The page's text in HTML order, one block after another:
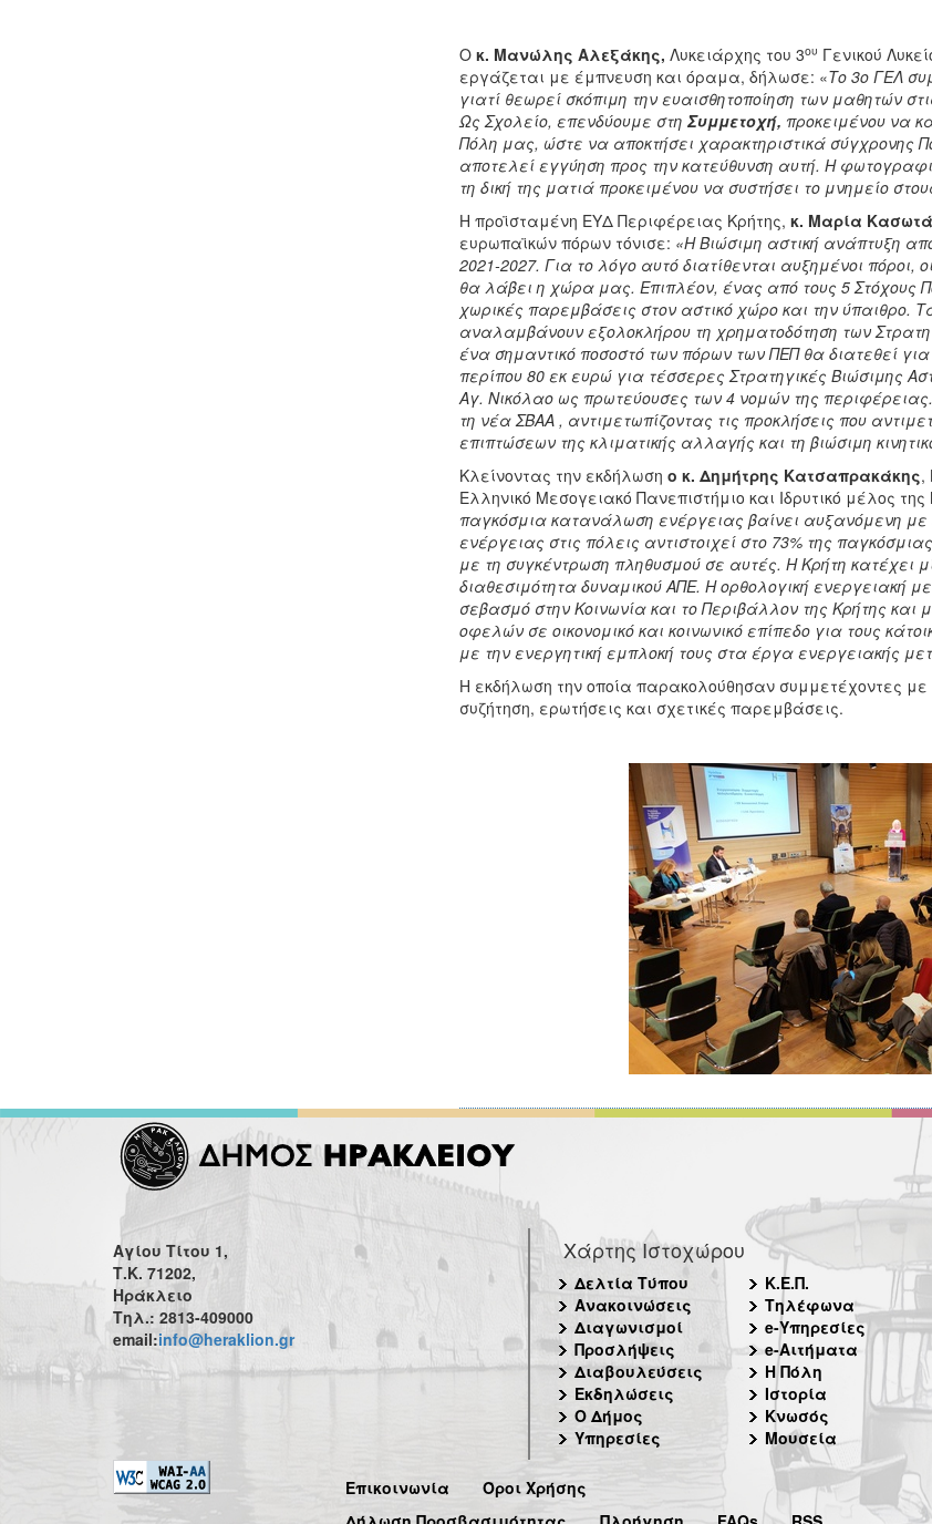
Ο κ. Μανώλης Αλεξάκης, Λυκειάρχης του 3ου Γενικού
εργάζεται με έμπνευση και όραμα, δήλωσε: «Το 3oΓΕΛ
γιατί θεωρεί σκόπιμη την ευαισθητοποίηση των μαθητών
Ως Σχολείο, επενδύουμε στη Συμμετοχή, προκειμένου να
Πόλη μας, ώστε να αποκτήσει χαρακτηριστικά σύγχρονης
αποτελεί εγγύηση προς την κατεύθυνση αυτή. Η
τη δική της ματιά προκειμένου να συστήσει το μνημείο
Η προϊσταμένη ΕΥΔ Περιφέρειας Κρήτης, κ. Μαρία
ευρωπαϊκών πόρων τόνισε: «Η Βιώσιμη αστική ανάπτυξη
2021-2027. Για το λόγο αυτό διατίθενται αυξημένοι πόροι,
θα λάβει η χώρα μας. Επιπλέον, ένας από τους 5 Στόχους
χωρικές παρεμβάσεις στον αστικό χώρο και την
αναλαμβάνουν εξολοκλήρου τη χρηματοδότηση των
ένα σημαντικό ποσοστό των πόρων των ΠΕΠ θα διατεθεί
περίπου 80 εκ ευρώ για τέσσερες Στρατηγικές Βιώσιμης
Αγ. Νικόλαο ως πρωτεύουσες των 4 νομών της
τη νέα ΣΒΑΑ , αντιμετωπίζοντας τις προκλήσεις που
επιπτώσεων της κλιματικής αλλαγής και τη βιώσιμη
Κλείνοντας την εκδήλωση ο κ. Δημήτρης Κατσαπρακάκης,
Ελληνικό Μεσογειακό Πανεπιστήμιο και Ιδρυτικό μέλος
παγκόσμια κατανάλωση ενέργειας βαίνει αυξανόμενη με
ενέργειας στις πόλεις αντιστοιχεί στο 73% της
με τη συγκέντρωση πληθυσμού σε αυτές. Η Κρήτη κατέχει
διαθεσιμότητα δυναμικού ΑΠΕ. Η ορθολογική ενεργειακή
σεβασμό στην Κοινωνία και το Περιβάλλον της Κρήτης και
οφελών σε οικονομικό και κοινωνικό επίπεδο για τους
με την ενεργητική εμπλοκή τους στα έργα ενεργειακής
Η εκδήλωση την οποία παρακολούθησαν συμμετέχοντες
συζήτηση, ερωτήσεις και σχετικές παρεμβάσεις.
Αγίου Τίτου 1,
Τ.Κ. 71202,
Ηράκλειο
Τηλ.: 2813-409000
email:info@heraklion.gr
Χάρτης Ιστοχώρου
Δελτία Τύπου
Ανακοινώσεις
Διαγωνισμοί
Προσλήψεις
Διαβουλεύσεις
Εκδηλώσεις
Ο Δήμος
Υπηρεσίες
Κ.Ε.Π.
Τηλέφωνα
e-Υπηρεσίες
e-Αιτήματα
Η Πόλη
Ιστορία
Κνωσός
Μουσεία
Επικοινωνία
Όροι Χρήσης